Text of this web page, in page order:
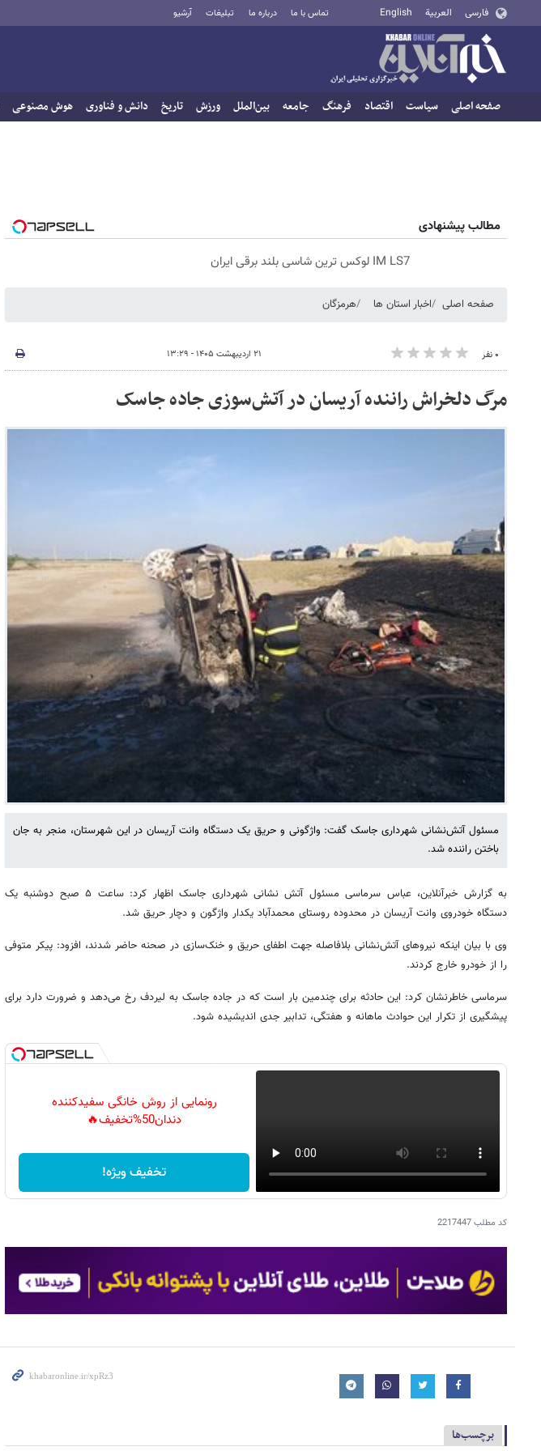
فارسی العربية English تماس با ما درباره ما تبلیغات آرشیو
صفحه اصلی سیاست اقتصاد فرهنگ جامعه بین‌الملل ورزش تاریخ دانش و فناوری هوش مصنوعی
مطالب پیشنهادی
IM LS7 لوکس ترین شاسی بلند برقی ایران
صفحه اصلی اخبار استان ها هرمزگان
۰ نفر ۲۱ اردیبهشت ۱۴۰۵ - ۱۳:۲۹
مرگ دلخراش راننده آریسان در آتش‌سوزی جاده جاسک
مسئول آتش‌نشانی شهرداری جاسک گفت: واژگونی و حریق یک دستگاه وانت آریسان در این شهرستان، منجر به جان
باختن راننده شد.
به گزارش خبرآنلاین، عباس سرماسی مسئول آتش نشانی شهرداری جاسک اظهار کرد: ساعت ۵ صبح دوشنبه یک
دستگاه خودروی وانت آریسان در محدوده روستای محمدآباد یکدار واژگون و دچار حریق شد.
وی با بیان اینکه نیروهای آتش‌نشانی بلافاصله جهت اطفای حریق و خنک‌سازی در صحنه حاضر شدند، افزود: پیکر متوفی
را از خودرو خارج کردند.
سرماسی خاطرنشان کرد: این حادثه برای چندمین بار است که در جاده جاسک به لیردف رخ می‌دهد و ضرورت دارد برای
پیشگیری از تکرار این حوادث ماهانه و هفتگی، تدابیر جدی اندیشیده شود.
رونمایی از روش خانگی سفیدکننده
دندان50%تخفیف🔥
تخفیف ویژه!
کد مطلب2217447
برچسب‌ها